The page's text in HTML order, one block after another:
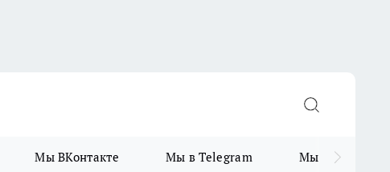
Мы ВКонтакте Мы в Telegram Мы в MAX